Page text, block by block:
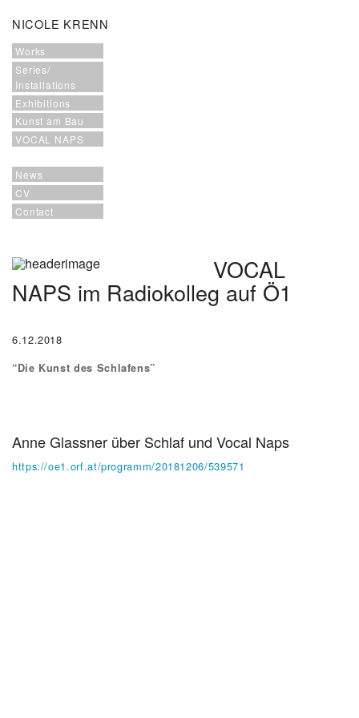
NICOLE KRENN
Works
Series/
Installations
Exhibitions
Kunst am Bau
VOCAL NAPS
News
CV
Contact
VOCAL
NAPS im Radiokolleg auf Ö1
6.12.2018
“Die Kunst des Schlafens”
Anne Glassner über Schlaf und Vocal Naps
https://oe1.orf.at/programm/20181206/539571